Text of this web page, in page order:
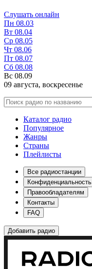
Слушать онлайн
Пн 08.03
Вт 08.04
Ср 08.05
Чт 08.06
Пт 08.07
Сб 08.08
Вс 08.09
09 августа, воскресенье
Каталог радио
Популярное
Жанры
Страны
Плейлисты
Все радиостанции
Конфиденциальность
Правообладателям
Контакты
FAQ
Добавить радио